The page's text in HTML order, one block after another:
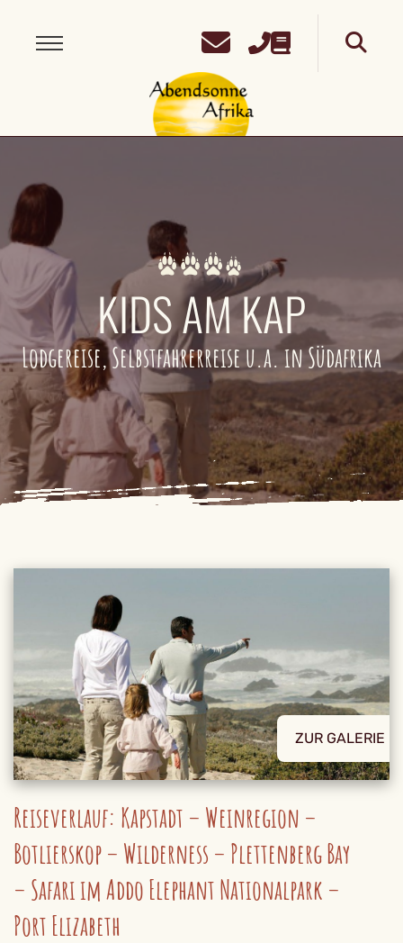
KIDS AM KAP
Lodgereise, Selbstfahrerreise u.a. in Südafrika
ZUR GALERIE
Reiseverlauf: Kapstadt – Weinregion –
Botlierskop – Wilderness – Plettenberg Bay
– Safari im Addo Elephant Nationalpark –
Port Elizabeth